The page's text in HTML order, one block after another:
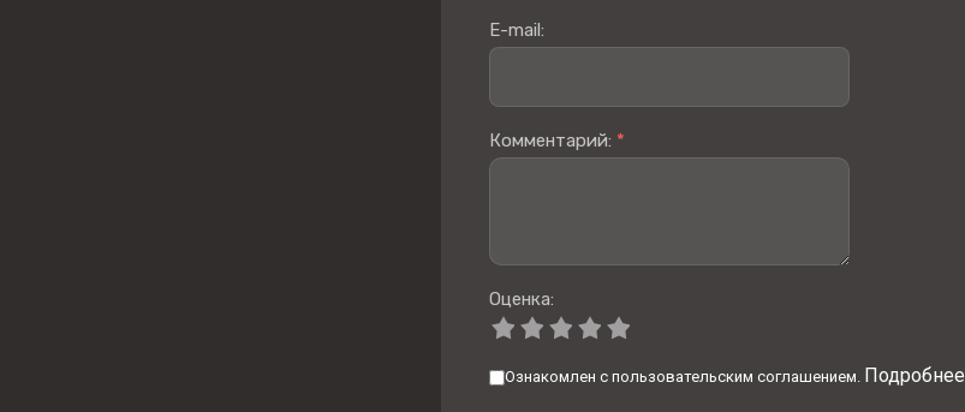
E-mail:
Комментарий: *
Оценка:
Ознакомлен с пользовательским соглашением. Подробнее